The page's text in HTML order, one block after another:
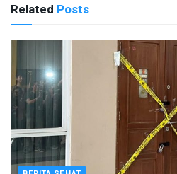
Related Posts